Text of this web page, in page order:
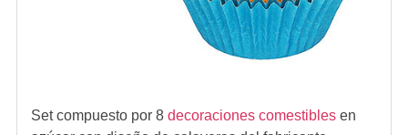
Set compuesto por 8 decoraciones comestiblesen